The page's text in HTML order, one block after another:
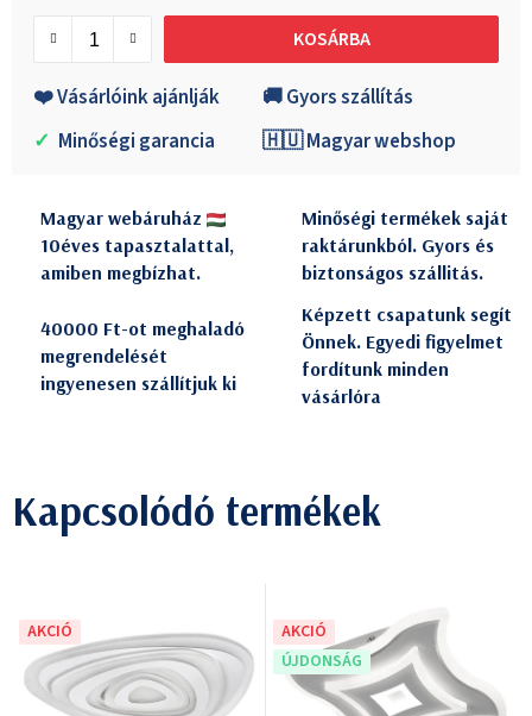
KOSÁRBA
❤️ Vásárlóink ajánlják
🚚 Gyors szállítás
✓ Minőségi garancia 🇭🇺 Magyar webshop
Magyar webáruház
10éves tapasztalattal,
amiben megbízhat.
Minőségi termékek saját
raktárunkból. Gyors és
biztonságos szállitás.
40000 Ft-ot meghaladó
megrendelését
ingyenesen szállítjuk ki
Képzett csapatunk segít
Önnek. Egyedi figyelmet
fordítunk minden
vásárlóra
Kapcsolódó termékek
AKCIÓ
AKCIÓ
ÚJDONSÁG